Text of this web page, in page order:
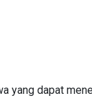
yang dapat